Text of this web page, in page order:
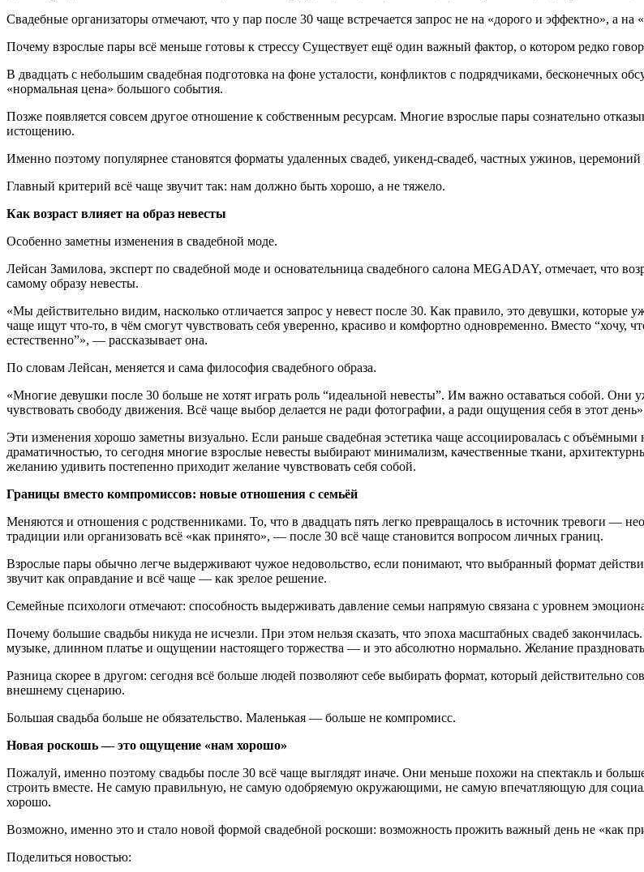
Свадебные организаторы отмечают, что у пар после 30 чаще встречается запрос не на «дорого и эффектно», а
Почему взрослые пары всё меньше готовы к стрессу Существует ещё один важный фактор, о котором редко
В двадцать с небольшим свадебная подготовка на фоне усталости, конфликтов с подрядчиками, бесконечных
«нормальная цена» большого события.
Позже появляется совсем другое отношение к собственным ресурсам. Многие взрослые пары сознательно
истощению.
Именно поэтому популярнее становятся форматы удаленных свадеб, уикенд-свадеб, частных ужинов,
Главный критерий всё чаще звучит так: нам должно быть хорошо, а не тяжело.
Как возраст влияет на образ невесты
Особенно заметны изменения в свадебной моде.
Лейсан Замилова, эксперт по свадебной моде и основательница свадебного салона MEGADAY, отмечает, что
самому образу невесты.
«Мы действительно видим, насколько отличается запрос у невест после 30. Как правило, это девушки,
чаще ищут что-то, в чём смогут чувствовать себя уверенно, красиво и комфортно одновременно. Вместо “хочу,
естественно”», — рассказывает она.
По словам Лейсан, меняется и сама философия свадебного образа.
«Многие девушки после 30 больше не хотят играть роль “идеальной невесты”. Им важно оставаться собой.
чувствовать свободу движения. Всё чаще выбор делается не ради фотографии, а ради ощущения себя в этот
Эти изменения хорошо заметны визуально. Если раньше свадебная эстетика чаще ассоциировалась с
драматичностью, то сегодня многие взрослые невесты выбирают минимализм, качественные ткани,
желанию удивить постепенно приходит желание чувствовать себя собой.
Границы вместо компромиссов: новые отношения с семьёй
Меняются и отношения с родственниками. То, что в двадцать пять легко превращалось в источник тревоги —
традиции или организовать всё «как принято», — после 30 всё чаще становится вопросом личных границ.
Взрослые пары обычно легче выдерживают чужое недовольство, если понимают, что выбранный формат
звучит как оправдание и всё чаще — как зрелое решение.
Семейные психологи отмечают: способность выдерживать давление семьи напрямую связана с уровнем
Почему большие свадьбы никуда не исчезли. При этом нельзя сказать, что эпоха масштабных свадеб
музыке, длинном платье и ощущении настоящего торжества — и это абсолютно нормально. Желание
Разница скорее в другом: сегодня всё больше людей позволяют себе выбирать формат, который действительно
внешнему сценарию.
Большая свадьба больше не обязательство. Маленькая — больше не компромисс.
Новая роскошь — это ощущение «нам хорошо»
Пожалуй, именно поэтому свадьбы после 30 всё чаще выглядят иначе. Они меньше похожи на спектакль и
строить вместе. Не самую правильную, не самую одобряемую окружающими, не самую впечатляющую для
хорошо.
Возможно, именно это и стало новой формой свадебной роскоши: возможность прожить важный день не «как
Поделиться новостью: